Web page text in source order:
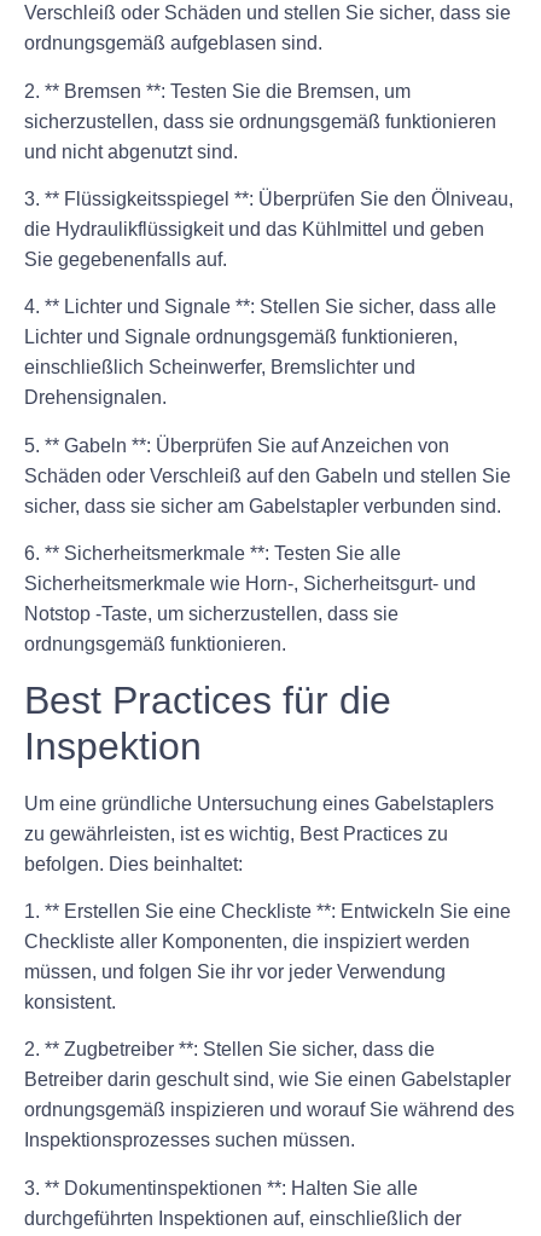
Verschleiß oder Schäden und stellen Sie sicher, dass sie
ordnungsgemäß aufgeblasen sind.
2. ** Bremsen **: Testen Sie die Bremsen, um
sicherzustellen, dass sie ordnungsgemäß funktionieren
und nicht abgenutzt sind.
3. ** Flüssigkeitsspiegel **: Überprüfen Sie den Ölniveau,
die Hydraulikflüssigkeit und das Kühlmittel und geben
Sie gegebenenfalls auf.
4. ** Lichter und Signale **: Stellen Sie sicher, dass alle
Lichter und Signale ordnungsgemäß funktionieren,
einschließlich Scheinwerfer, Bremslichter und
Drehensignalen.
5. ** Gabeln **: Überprüfen Sie auf Anzeichen von
Schäden oder Verschleiß auf den Gabeln und stellen Sie
sicher, dass sie sicher am Gabelstapler verbunden sind.
6. ** Sicherheitsmerkmale **: Testen Sie alle
Sicherheitsmerkmale wie Horn-, Sicherheitsgurt- und
Notstop -Taste, um sicherzustellen, dass sie
ordnungsgemäß funktionieren.
Best Practices für die
Inspektion
Um eine gründliche Untersuchung eines Gabelstaplers
zu gewährleisten, ist es wichtig, Best Practices zu
befolgen. Dies beinhaltet:
1. ** Erstellen Sie eine Checkliste **: Entwickeln Sie eine
Checkliste aller Komponenten, die inspiziert werden
müssen, und folgen Sie ihr vor jeder Verwendung
konsistent.
2. ** Zugbetreiber **: Stellen Sie sicher, dass die
Betreiber darin geschult sind, wie Sie einen Gabelstapler
ordnungsgemäß inspizieren und worauf Sie während des
Inspektionsprozesses suchen müssen.
3. ** Dokumentinspektionen **: Halten Sie alle
durchgeführten Inspektionen auf, einschließlich der